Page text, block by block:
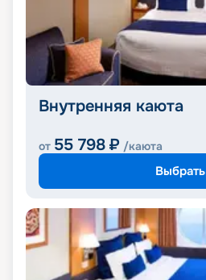
Внутренняя каюта
от 55 798 ₽ /каюта
Выбрать